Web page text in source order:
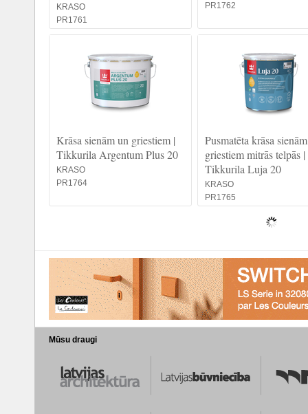
KRASO
PR1761
PR1762
Krāsa sienām un griestiem |
Tikkurila Argentum Plus 20
KRASO
PR1764
Pusmatēta krāsa
griestiem mitrās telpās |
Tikkurila Luja 20
KRASO
PR1765
Mūsu draugi